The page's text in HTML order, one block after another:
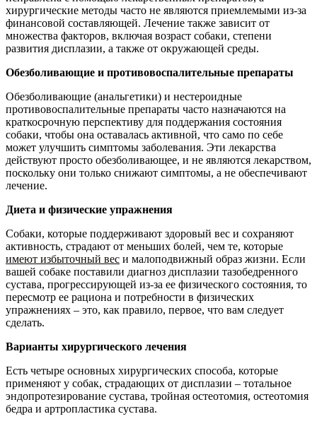
хирургические методы часто не являются приемлемыми из-за
финансовой составляющей. Лечение также зависит от
множества факторов, включая возраст собаки, степени
развития дисплазии, а также от окружающей среды.
Обезболивающие и противовоспалительные препараты
Обезболивающие (анальгетики) и нестероидные
противовоспалительные препараты часто назначаются на
краткосрочную перспективу для поддержания состояния
собаки, чтобы она оставалась активной, что само по себе
может улучшить симптомы заболевания. Эти лекарства
действуют просто обезболивающее, и не являются лекарством,
поскольку они только снижают симптомы, а не обеспечивают
лечение.
Диета и физические упражнения
Собаки, которые поддерживают здоровый вес и сохраняют
активность, страдают от меньших болей, чем те, которые
имеют избыточный вес и малоподвижный образ жизни. Если
вашей собаке поставили диагноз дисплазии тазобедренного
сустава, прогрессирующей из-за ее физического состояния, то
пересмотр ее рациона и потребности в физических
упражнениях – это, как правило, первое, что вам следует
сделать.
Варианты хирургического лечения
Есть четыре основных хирургических способа, которые
применяют у собак, страдающих от дисплазии – тотальное
эндопротезирование сустава, тройная остеотомия, остеотомия
бедра и артропластика сустава.